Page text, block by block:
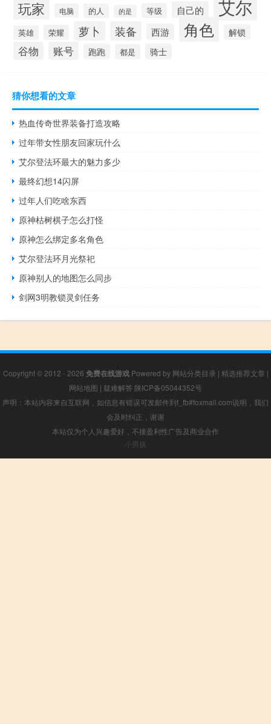
玩家 电脑 的人 的是 等级 自己的 艾尔
英雄 荣耀 萝卜 装备 西游 角色 解锁
谷物 账号 跑跑 都是 骑士
猜你想看的文章
热血传奇世界装备打造攻略
过年带女性朋友回家玩什么
艾尔登法环最大的魅力多少
最终幻想14闪屏
过年人们吃啥东西
原神枯树棋子怎么打怪
原神怎么绑定多名角色
艾尔登法环月光祭祀
原神别人的地图怎么同步
剑网3明教锁灵剑任务
Copyright © 2012 - 2026 免费在线游戏Powered by 网站分类目录 | 精选推荐文章 |
网站地图 | 疑难解答 陕ICP备05044352号
声明：本站内容来自互联网，如信息有错误可发邮件到f_fb#foxmail.com说明，我们
会及时纠正，谢谢
本站仅为个人兴趣爱好，不接盈利性广告及商业合作
小男孩